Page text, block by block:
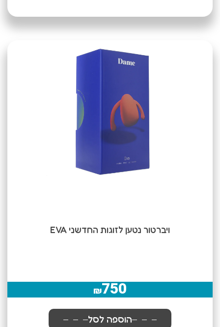
ויברטור נטען לזוגות החדשני EVA
₪750
הוספה לסל